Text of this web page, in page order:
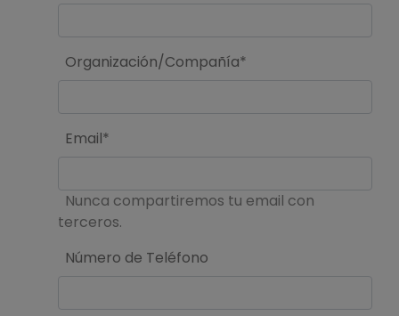
Organización/Compañía*
Email*
Nunca compartiremos tu email con
terceros.
Número de Teléfono